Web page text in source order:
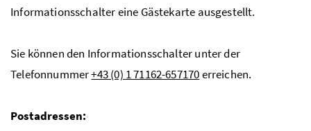
Informationsschalter eine Gästekarte ausgestellt.
Sie können den Informationsschalter unter der
Telefonnummer+43 (0) 1 71162-657170erreichen.
Postadressen: